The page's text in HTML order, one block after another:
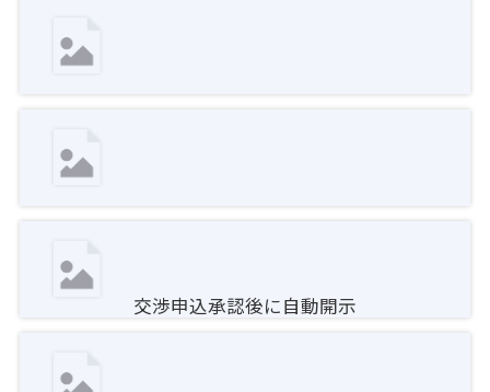
交渉申込承認後に自動開示